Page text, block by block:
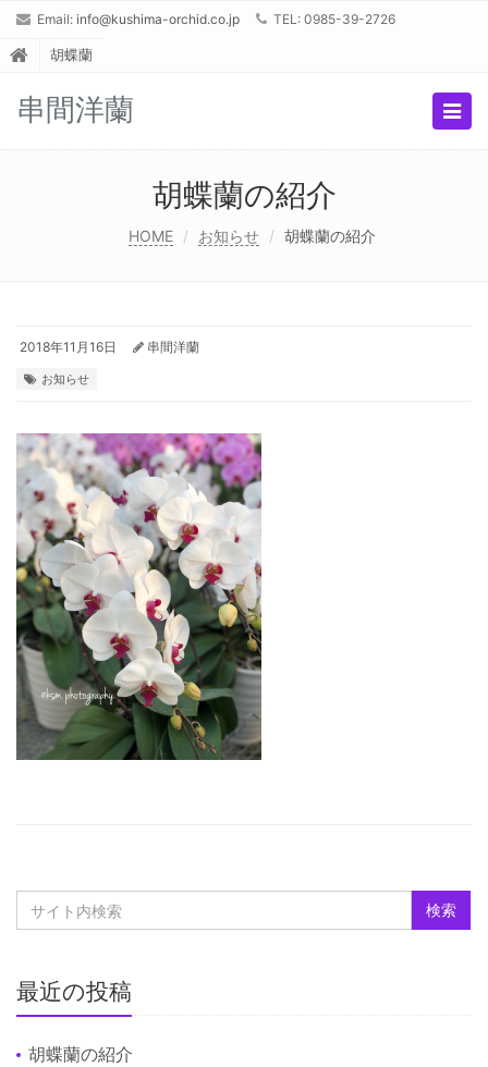
Email: info@kushima-orchid.co.jp TEL: 0985-39-2726
胡蝶蘭
串間洋蘭
胡蝶蘭の紹介
HOME お知らせ 胡蝶蘭の紹介
2018年11月16日 串間洋蘭
お知らせ
最近の投稿
胡蝶蘭の紹介